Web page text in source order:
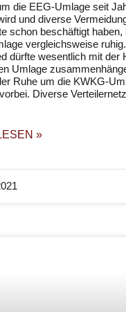
die EEG-Umlage seit
und diverse
schon beschäftigt haben,
vergleichsweise
dürfte wesentlich mit der
Umlage
Ruhe um die KWKG-
Diverse
»